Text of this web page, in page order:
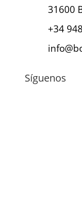
31600
+34
Síguenos